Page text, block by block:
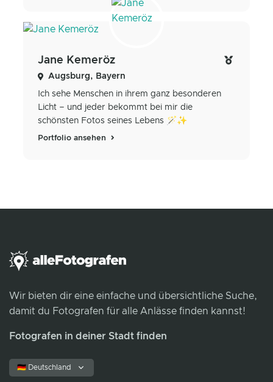
Jane Kemeröz
Augsburg, Bayern
Ich sehe Menschen in ihrem ganz besonderen
Licht – und jeder bekommt bei mir die
schönsten Fotos seines Lebens 🪄✨
Portfolio ansehen
Wir bieten dir eine einfache und übersichtliche Suche,
damit du Fotografen für alle Anlässe finden kannst!
Fotografen in deiner Stadt finden
🇩🇪 Deutschland